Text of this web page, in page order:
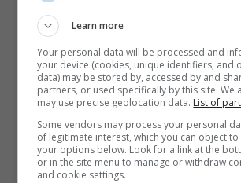
Learn more
Your personal data will be processed and
your device (cookies, unique identifiers, and
data) may be stored by, accessed by and
partners, or used specifically by this site. We
may use precise geolocation data. List of
Some vendors may process your personal
of legitimate interest, which you can object
your options below. Look for a link at the
or in the site menu to manage or withdraw
and cookie settings.